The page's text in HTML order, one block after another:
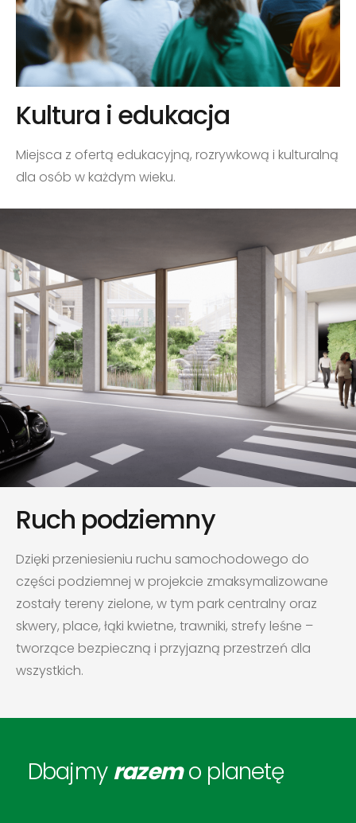
Kultura i edukacja
Miejsca z ofertą edukacyjną, rozrywkową i kulturalną
dla osób w każdym wieku.
Ruch podziemny
Dzięki przeniesieniu ruchu samochodowego do
części podziemnej w projekcie zmaksymalizowane
zostały tereny zielone, w tym park centralny oraz
skwery, place, łąki kwietne, trawniki, strefy leśne –
tworzące bezpieczną i przyjazną przestrzeń dla
wszystkich.
Dbajmyrazemo planetę